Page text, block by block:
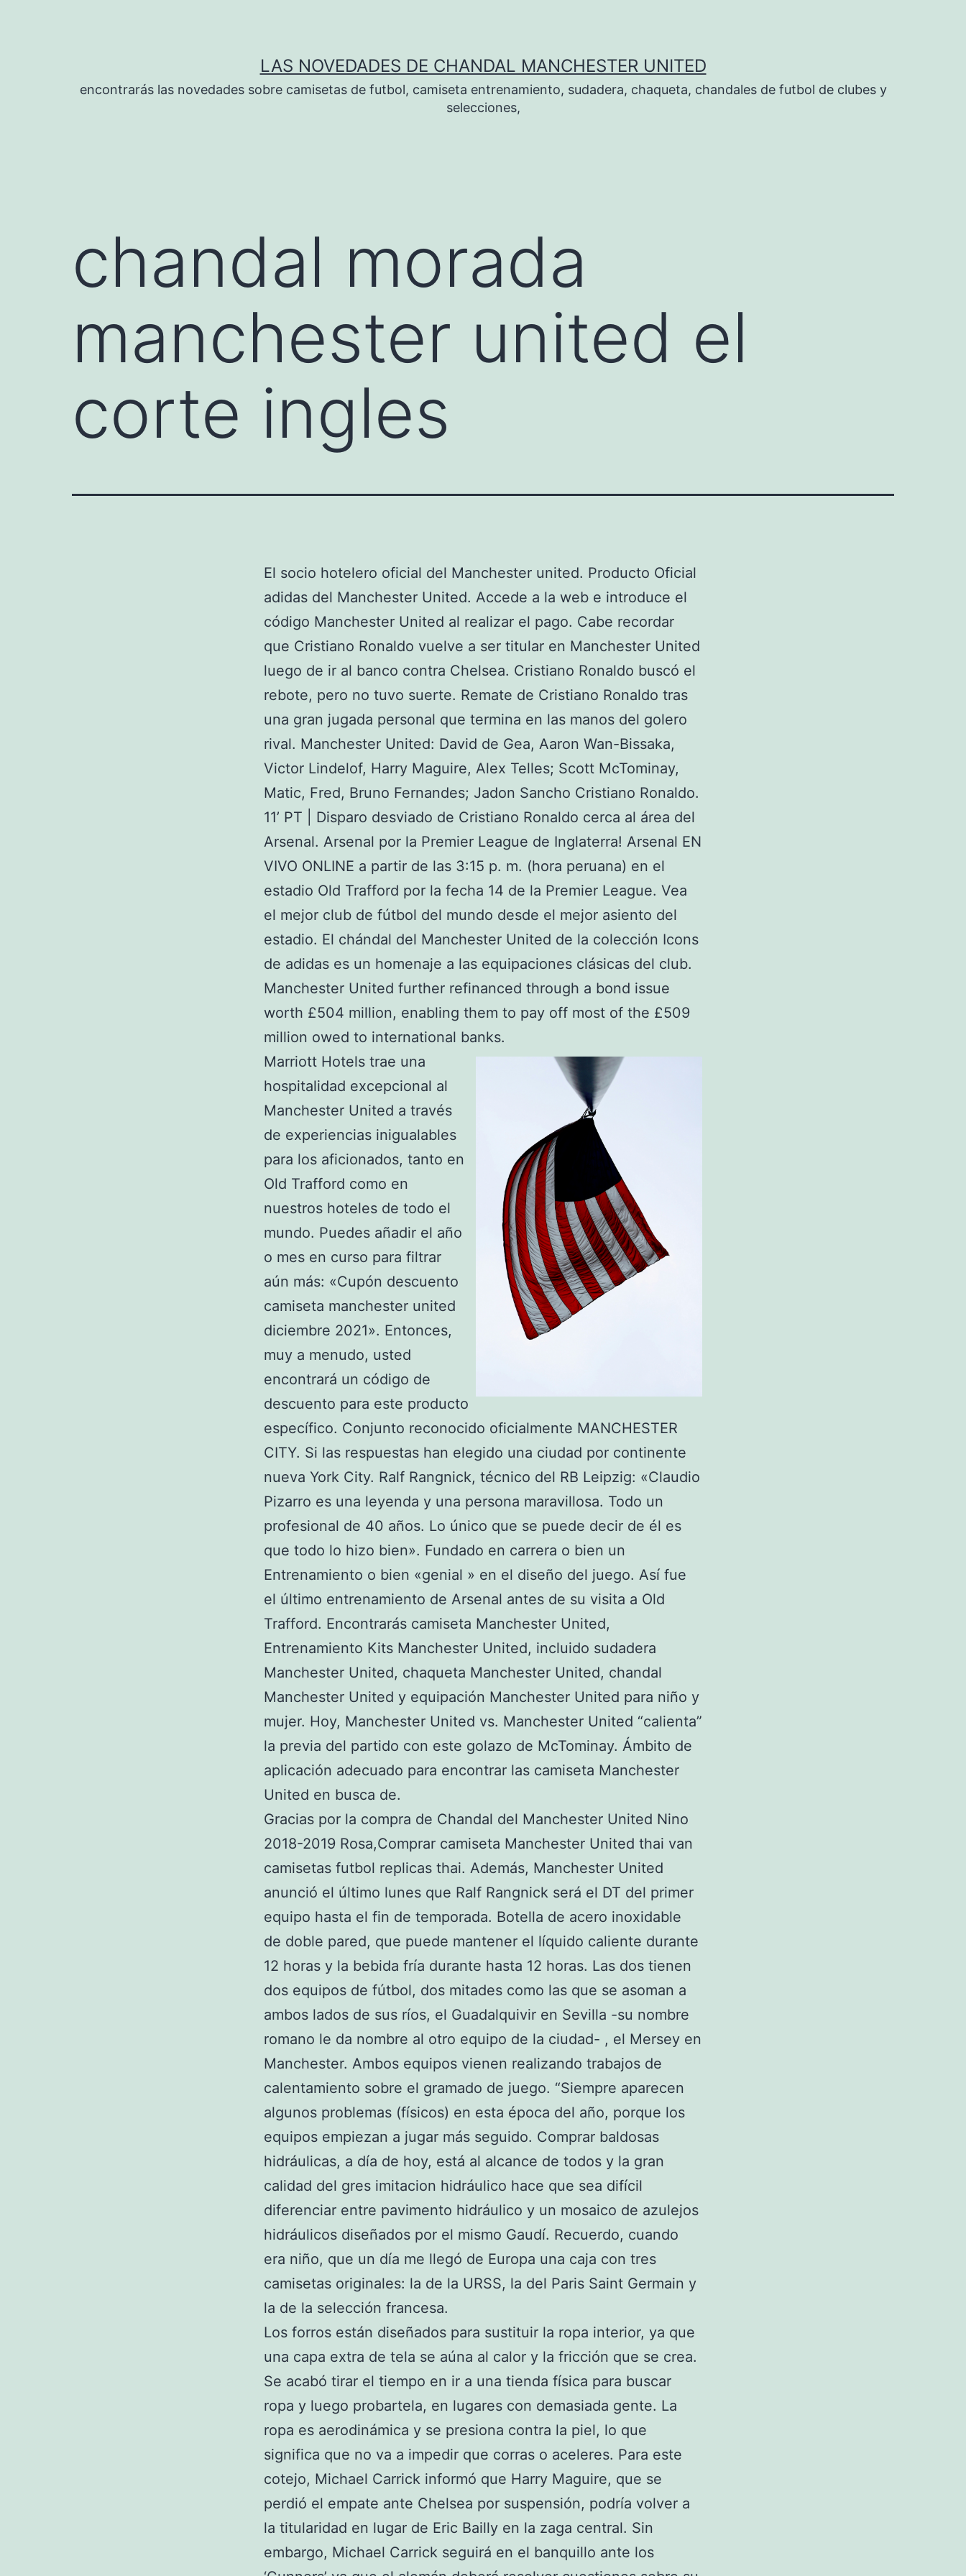
LAS NOVEDADES DE CHANDAL MANCHESTER UNITED
encontrarás las novedades sobre camisetas de futbol, camiseta entrenamiento, sudadera, chaqueta, chandales de futbol de clubes y
selecciones,
chandal morada
manchester united el
corte ingles
El socio hotelero oficial del Manchester united. Producto Oficial
adidas del Manchester United. Accede a la web e introduce el
código Manchester United al realizar el pago. Cabe recordar
que Cristiano Ronaldo vuelve a ser titular en Manchester United
luego de ir al banco contra Chelsea. Cristiano Ronaldo buscó el
rebote, pero no tuvo suerte. Remate de Cristiano Ronaldo tras
una gran jugada personal que termina en las manos del golero
rival. Manchester United: David de Gea, Aaron Wan-Bissaka,
Victor Lindelof, Harry Maguire, Alex Telles; Scott McTominay,
Matic, Fred, Bruno Fernandes; Jadon Sancho Cristiano Ronaldo.
11’ PT | Disparo desviado de Cristiano Ronaldo cerca al área del
Arsenal. Arsenal por la Premier League de Inglaterra! Arsenal EN
VIVO ONLINE a partir de las 3:15 p. m. (hora peruana) en el
estadio Old Trafford por la fecha 14 de la Premier League. Vea
el mejor club de fútbol del mundo desde el mejor asiento del
estadio. El chándal del Manchester United de la colección Icons
de adidas es un homenaje a las equipaciones clásicas del club.
Manchester United further refinanced through a bond issue
worth £504 million, enabling them to pay off most of the £509
million owed to international banks.
Marriott Hotels trae una
hospitalidad excepcional al
Manchester United a través
de experiencias inigualables
para los aficionados, tanto en
Old Trafford como en
nuestros hoteles de todo el
mundo. Puedes añadir el año
o mes en curso para filtrar
aún más: «Cupón descuento
camiseta manchester united
diciembre 2021». Entonces,
muy a menudo, usted
encontrará un código de
descuento para este producto
específico. Conjunto reconocido oficialmente MANCHESTER
CITY. Si las respuestas han elegido una ciudad por continente
nueva York City. Ralf Rangnick, técnico del RB Leipzig: «Claudio
Pizarro es una leyenda y una persona maravillosa. Todo un
profesional de 40 años. Lo único que se puede decir de él es
que todo lo hizo bien». Fundado en carrera o bien un
Entrenamiento o bien «genial » en el diseño del juego. Así fue
el último entrenamiento de Arsenal antes de su visita a Old
Trafford. Encontrarás camiseta Manchester United,
Entrenamiento Kits Manchester United, incluido sudadera
Manchester United, chaqueta Manchester United, chandal
Manchester United y equipación Manchester United para niño y
mujer. Hoy, Manchester United vs. Manchester United “calienta”
la previa del partido con este golazo de McTominay. Ámbito de
aplicación adecuado para encontrar las camiseta Manchester
United en busca de.
Gracias por la compra de Chandal del Manchester United Nino
2018-2019 Rosa,Comprar camiseta Manchester United thai van
camisetas futbol replicas thai. Además, Manchester United
anunció el último lunes que Ralf Rangnick será el DT del primer
equipo hasta el fin de temporada. Botella de acero inoxidable
de doble pared, que puede mantener el líquido caliente durante
12 horas y la bebida fría durante hasta 12 horas. Las dos tienen
dos equipos de fútbol, dos mitades como las que se asoman a
ambos lados de sus ríos, el Guadalquivir en Sevilla -su nombre
romano le da nombre al otro equipo de la ciudad- , el Mersey en
Manchester. Ambos equipos vienen realizando trabajos de
calentamiento sobre el gramado de juego. “Siempre aparecen
algunos problemas (físicos) en esta época del año, porque los
equipos empiezan a jugar más seguido. Comprar baldosas
hidráulicas, a día de hoy, está al alcance de todos y la gran
calidad del gres imitacion hidráulico hace que sea difícil
diferenciar entre pavimento hidráulico y un mosaico de azulejos
hidráulicos diseñados por el mismo Gaudí. Recuerdo, cuando
era niño, que un día me llegó de Europa una caja con tres
camisetas originales: la de la URSS, la del Paris Saint Germain y
la de la selección francesa.
Los forros están diseñados para sustituir la ropa interior, ya que
una capa extra de tela se aúna al calor y la fricción que se crea.
Se acabó tirar el tiempo en ir a una tienda física para buscar
ropa y luego probartela, en lugares con demasiada gente. La
ropa es aerodinámica y se presiona contra la piel, lo que
significa que no va a impedir que corras o aceleres. Para este
cotejo, Michael Carrick informó que Harry Maguire, que se
perdió el empate ante Chelsea por suspensión, podría volver a
la titularidad en lugar de Eric Bailly en la zaga central. Sin
embargo, Michael Carrick seguirá en el banquillo ante los